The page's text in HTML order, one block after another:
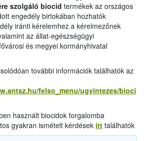
szolgáló biocid termékek az országos
engedély birtokában hozhatók
iránti kérelemhez a kérelmezőnek
az állat-egészségügyi
és megyei kormányhivatal
további információk találhatók az
felso_menu/ugyintezes/bioci
használt biocidok forgalomba
gyakran ismételt kérdések itt találhatók